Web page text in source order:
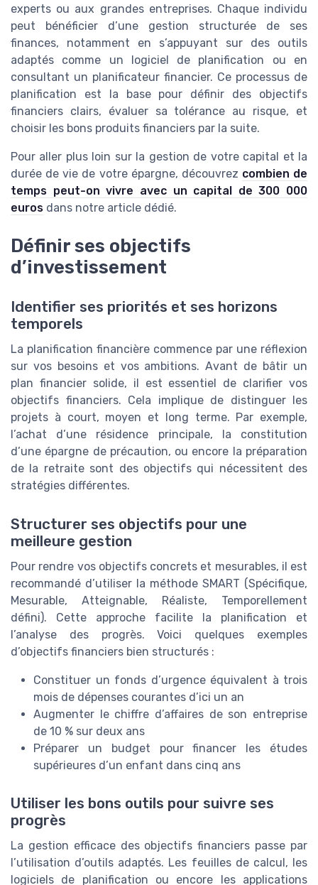
experts ou aux grandes entreprises. Chaque individu
peut bénéficier d’une gestion structurée de ses
finances, notamment en s’appuyant sur des outils
adaptés comme un logiciel de planification ou en
consultant un planificateur financier. Ce processus de
planification est la base pour définir des objectifs
financiers clairs, évaluer sa tolérance au risque, et
choisir les bons produits financiers par la suite.
Pour aller plus loin sur la gestion de votre capital et la
durée de vie de votre épargne, découvrez combien de
temps peut-on vivre avec un capital de 300 000
euros dans notre article dédié.
Définir ses objectifs
d’investissement
Identifier ses priorités et ses horizons
temporels
La planification financière commence par une réflexion
sur vos besoins et vos ambitions. Avant de bâtir un
plan financier solide, il est essentiel de clarifier vos
objectifs financiers. Cela implique de distinguer les
projets à court, moyen et long terme. Par exemple,
l’achat d’une résidence principale, la constitution
d’une épargne de précaution, ou encore la préparation
de la retraite sont des objectifs qui nécessitent des
stratégies différentes.
Structurer ses objectifs pour une
meilleure gestion
Pour rendre vos objectifs concrets et mesurables, il est
recommandé d’utiliser la méthode SMART (Spécifique,
Mesurable, Atteignable, Réaliste, Temporellement
défini). Cette approche facilite la planification et
l’analyse des progrès. Voici quelques exemples
d’objectifs financiers bien structurés :
Constituer un fonds d’urgence équivalent à trois
mois de dépenses courantes d’ici un an
Augmenter le chiffre d’affaires de son entreprise
de 10 % sur deux ans
Préparer un budget pour financer les études
supérieures d’un enfant dans cinq ans
Utiliser les bons outils pour suivre ses
progrès
La gestion efficace des objectifs financiers passe par
l’utilisation d’outils adaptés. Les feuilles de calcul, les
logiciels de planification ou encore les applications